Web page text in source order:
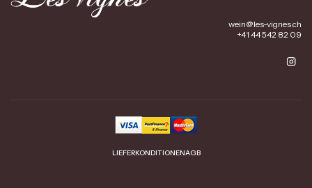
wein@les-vignes.ch
+41 44 542 82 09
LIEFERKONDITIONENAGB